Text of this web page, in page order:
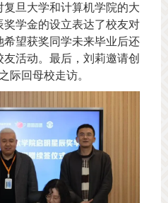
旦大学和计算机学院的大
学金的设立表达了校友对
望获奖同学未来毕业后还
活动。最后，刘莉邀请创
际回母校走访。